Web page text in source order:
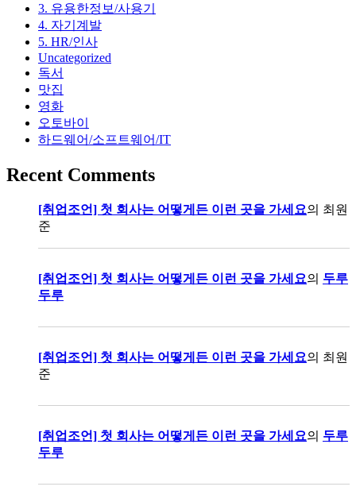
3. 유용한정보/사용기
4. 자기계발
5. HR/인사
Uncategorized
독서
맛집
영화
오토바이
하드웨어/소프트웨어/IT
Recent Comments
[취업조언] 첫 회사는 어떻게든 이런 곳을 가세요의 최원
준
[취업조언] 첫 회사는 어떻게든 이런 곳을 가세요의 두루
두루
[취업조언] 첫 회사는 어떻게든 이런 곳을 가세요의 최원
준
[취업조언] 첫 회사는 어떻게든 이런 곳을 가세요의 두루
두루